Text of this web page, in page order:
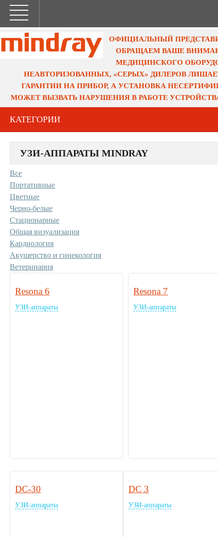
ОФИЦИАЛЬНЫЙ
ОБРАЩАЕМ ВАШЕ
МЕДИЦИНСКОГО
НЕАВТОРИЗОВАННЫХ, «СЕРЫХ» ДИЛЕРОВ
ГАРАНТИИ НА ПРИБОР, А УСТАНОВКА
МОЖЕТ ВЫЗВАТЬ НАРУШЕНИЯ В РАБОТЕ
КАТЕГОРИИ
УЗИ-АППАРАТЫ MINDRAY
Все
Портативные
Цветные
Черно-белые
Стационарные
Общая визуализация
Кардиология
Акушерство и гинекология
Ветеринария
Resona 6
УЗИ-аппараты
Resona 7
УЗИ-аппараты
DC-30
УЗИ-аппараты
DC 3
УЗИ-аппараты